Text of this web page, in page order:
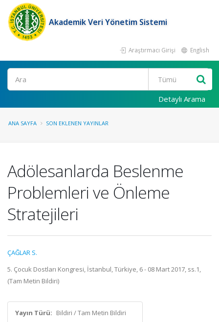
Akademik Veri Yönetim Sistemi
Araştırmacı Girişi English
Ara
Detaylı Arama
ANA SAYFA SON EKLENEN YAYINLAR
Adölesanlarda Beslenme
Problemleri ve Önleme
Stratejileri
ÇAĞLAR S.
5. Çocuk Dostları Kongresi, İstanbul, Türkiye, 6 - 08 Mart 2017, ss.1,
(Tam Metin Bildiri)
Yayın Türü: Bildiri / Tam Metin Bildiri